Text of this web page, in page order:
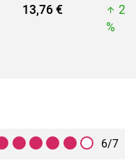
13,76 €
%
6/7